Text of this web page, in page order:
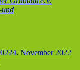
und
4. November 2022